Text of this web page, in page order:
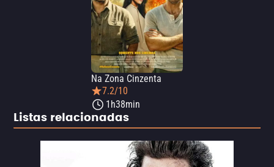
Na Zona Cinzenta
7.2/10
1h38min
Listas relacionadas